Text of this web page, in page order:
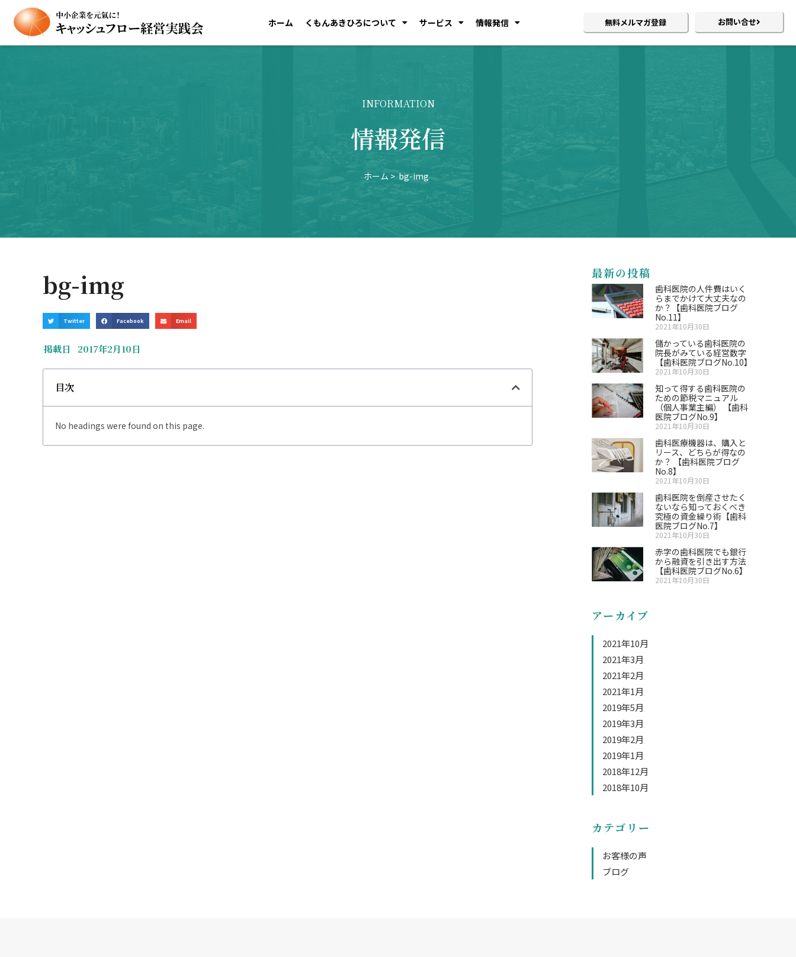
ホーム くもんあきひろについて サービス 情報発信 無料メルマガ登録 お問い合せ
INFORMATION
情報発信
ホーム bg-img
bg-img
Twitter Facebook Email
掲載日 2017年2月10日
目次
No headings were found on this page.
最新の投稿
歯科医院の人件費はいく
らまでかけて大丈夫なの
か？【歯科医院ブログ
No.11】
2021年10月30日
儲かっている歯科医院の
院長がみている経営数字
【歯科医院ブログNo.10】
2021年10月30日
知って得する歯科医院の
ための節税マニュアル
（個人事業主編） 【歯科
医院ブログNo.9】
2021年10月30日
歯科医療機器は、購入と
リース、どちらが得なの
か？ 【歯科医院ブログ
No.8】
2021年10月30日
歯科医院を倒産させたく
ないなら知っておくべき
究極の資金繰り術【歯科
医院ブログNo.7】
2021年10月30日
赤字の歯科医院でも銀行
から融資を引き出す方法
【歯科医院ブログNo.6】
2021年10月30日
アーカイブ
2021年10月
2021年3月
2021年2月
2021年1月
2019年5月
2019年3月
2019年2月
2019年1月
2018年12月
2018年10月
カテゴリー
お客様の声
ブログ